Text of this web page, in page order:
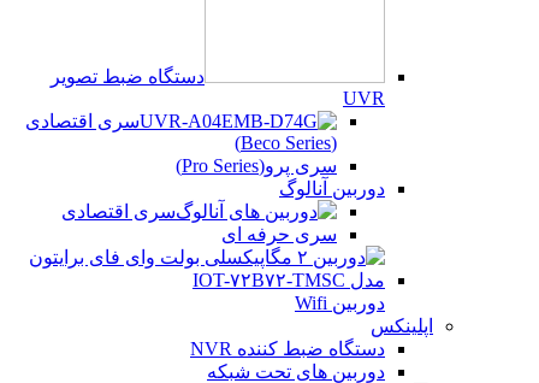
دستگاه ضبط تصویر
UVR
سری اقتصادی
(Beco Series)
سری پرو(Pro Series)
دوربین آنالوگ
سری اقتصادی
سری حرفه ای
دوربین Wifi
اپلینکس
دستگاه ضبط کننده NVR
دوربین های تحت شبکه